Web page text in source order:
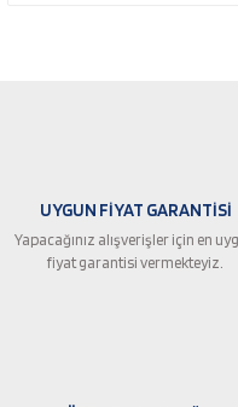
Ürün açıklamasında eksik
Ürün bilgilerinde hatalar
Ürün fiyatı diğer sitelerden
UYGUN FİYAT GARANTİSİ
Yapacağınız alışverişler için en
fiyat garantisi vermekteyiz.